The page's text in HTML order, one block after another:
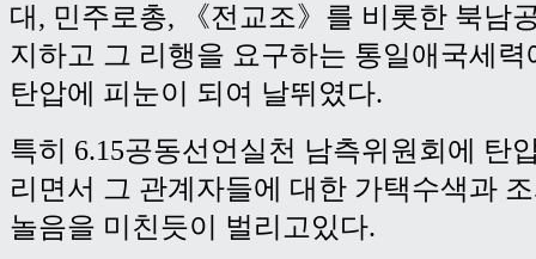
대, 민주로총, 《전교조》를 비롯한 북남
지하고 그 리행을 요구하는 통일애국세
탄압에 피눈이 되여 날뛰였다.
특히 6.15공동선언실천 남측위원회에 탄
리면서 그 관계자들에 대한 가택수색과
놀음을 미친듯이 벌리고있다.